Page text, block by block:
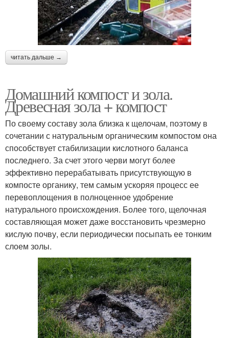
читать дальше →
Домашний компост и зола.
Древесная зола + компост
По своему составу зола близка к щелочам, поэтому в
сочетании с натуральным органическим компостом она
способствует стабилизации кислотного баланса
последнего. За счет этого черви могут более
эффективно перерабатывать присутствующую в
компосте органику, тем самым ускоряя процесс ее
перевоплощения в полноценное удобрение
натурального происхождения. Более того, щелочная
составляющая может даже восстановить чрезмерно
кислую почву, если периодически посыпать ее тонким
слоем золы.